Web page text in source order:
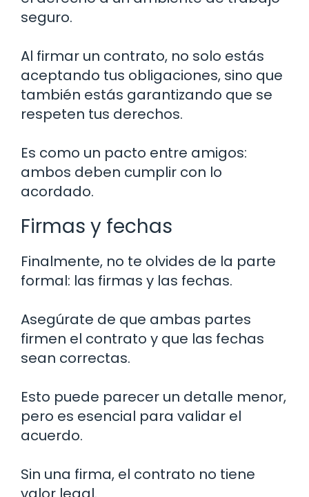
seguro.
Al firmar un contrato, no solo estás
aceptando tus obligaciones, sino que
también estás garantizando que se
respeten tus derechos.
Es como un pacto entre amigos:
ambos deben cumplir con lo
acordado.
Firmas y fechas
Finalmente, no te olvides de la parte
formal: las firmas y las fechas.
Asegúrate de que ambas partes
firmen el contrato y que las fechas
sean correctas.
Esto puede parecer un detalle menor,
pero es esencial para validar el
acuerdo.
Sin una firma, el contrato no tiene